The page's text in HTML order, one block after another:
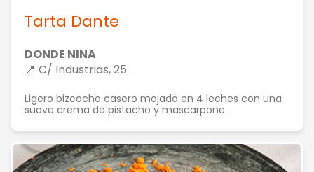
Tarta Dante
DONDE NINA
📍 C/ Industrias, 25
Ligero bizcocho casero mojado en 4 leches con una
suave crema de pistacho y mascarpone.